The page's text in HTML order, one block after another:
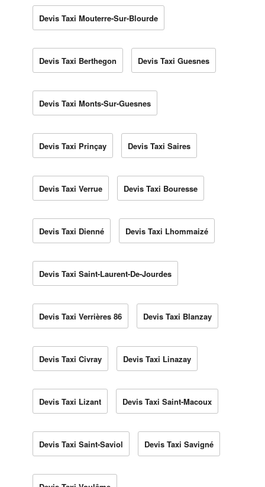
Devis Taxi Mouterre-Sur-Blourde
Devis Taxi Berthegon Devis Taxi Guesnes
Devis Taxi Monts-Sur-Guesnes
Devis Taxi Prinçay Devis Taxi Saires
Devis Taxi Verrue Devis Taxi Bouresse
Devis Taxi Dienné Devis Taxi Lhommaizé
Devis Taxi Saint-Laurent-De-Jourdes
Devis Taxi Verrières 86 Devis Taxi Blanzay
Devis Taxi Civray Devis Taxi Linazay
Devis Taxi Lizant Devis Taxi Saint-Macoux
Devis Taxi Saint-Saviol Devis Taxi Savigné